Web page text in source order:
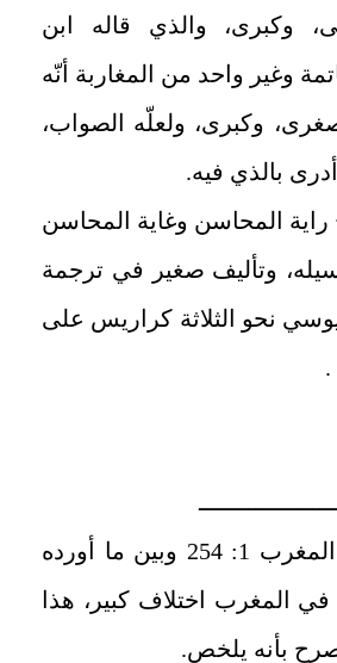
وكبرى، والذي قاله ابن
وغير واحد من المغاربة أنّه
وكبرى، ولعلّه الصواب،
بالذي فيه.
راية المحاسن وغاية المحاسن
وتأليف صغير في ترجمة
نحو الثلاثة كراريس على
(1) ترجمته في المغرب 1: 254 وبين ما أورده
في المغرب اختلاف كبير، هذا
بأنه يلخص.